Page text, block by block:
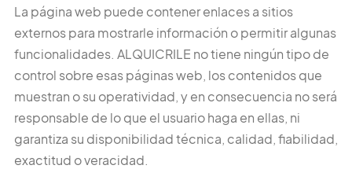
La página web puede contener enlaces a sitios
externos para mostrarle información o permitir algunas
funcionalidades. ALQUICRILE no tiene ningún tipo de
control sobre esas páginas web, los contenidos que
muestran o su operatividad, y en consecuencia no será
responsable de lo que el usuario haga en ellas, ni
garantiza su disponibilidad técnica, calidad, fiabilidad,
exactitud o veracidad.